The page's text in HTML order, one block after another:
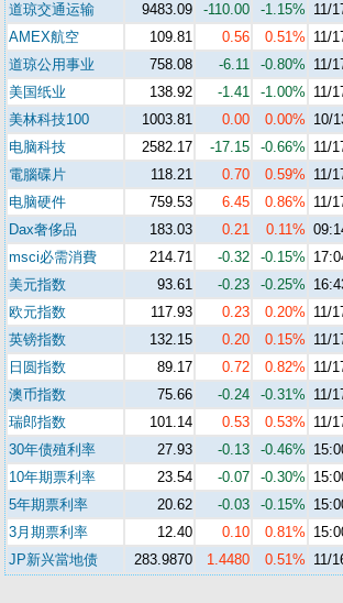
道琼交通运输
9483.09 -110.00 -1.15% 11/
AMEX航空
109.81 0.56 0.51% 11/
道琼公用事业
758.08 -6.11 -0.80% 11/
美国纸业
138.92 -1.41 -1.00% 11/
美林科技100
1003.81 0.00 0.00% 10/
电脑科技
2582.17 -17.15 -0.66% 11/
電腦碟片
118.21 0.70 0.59% 11/
电脑硬件
759.53 6.45 0.86% 11/
Dax奢侈品
183.03 0.21 0.11%
msci必需消費
214.71 -0.32 -0.15%
美元指数
93.61 -0.23 -0.25%
欧元指数
117.93 0.23 0.20% 11/
英镑指数
132.15 0.20 0.15% 11/
日圆指数
89.17 0.72 0.82% 11/
澳币指数
75.66 -0.24 -0.31% 11/
瑞郎指数
101.14 0.53 0.53% 11/
30年债殖利率
27.93 -0.13 -0.46%
10年期票利率
23.54 -0.07 -0.30%
5年期票利率
20.62 -0.03 -0.15%
3月期票利率
12.40 0.10 0.81%
JP新兴當地债
283.9870 1.4480 0.51% 11/